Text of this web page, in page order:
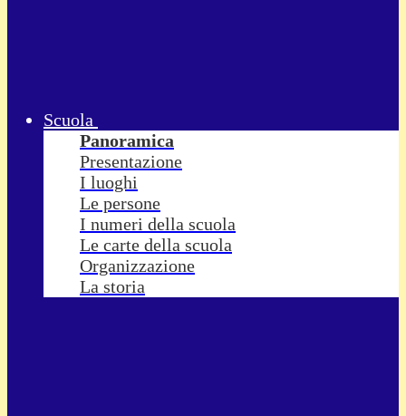
Scuola
Panoramica
Presentazione
I luoghi
Le persone
I numeri della scuola
Le carte della scuola
Organizzazione
La storia